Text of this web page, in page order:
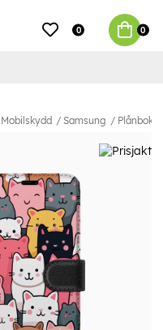
0 0
Mobilskydd Samsung